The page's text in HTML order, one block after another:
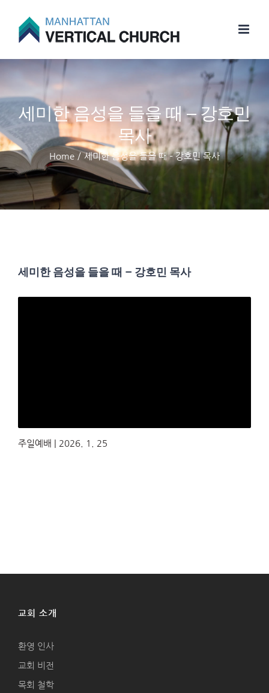
세미한 음성을 들을 때 – 강호민
목사
Home / 세미한 음성을 들을 때 – 강호민 목사
세미한 음성을 들을 때 – 강호민 목사
주일예배 | 2026. 1. 25
교회 소개
환영 인사
교회 비전
목회 철학